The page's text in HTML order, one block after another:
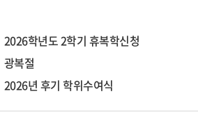
2026학년도 2학기 휴복학신청
광복절
2026년 후기 학위수여식